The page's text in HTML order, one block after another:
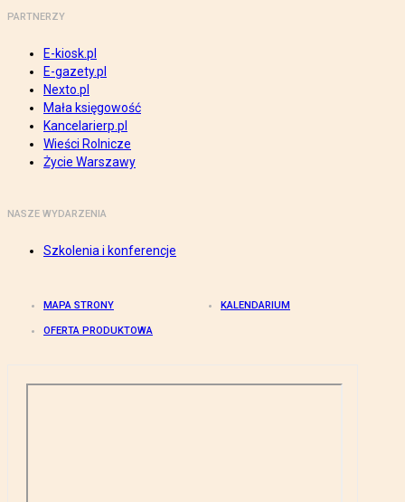
PARTNERZY
E-kiosk.pl
E-gazety.pl
Nexto.pl
Mała księgowość
Kancelarierp.pl
Wieści Rolnicze
Życie Warszawy
NASZE WYDARZENIA
Szkolenia i konferencje
MAPA STRONY KALENDARIUM
OFERTA PRODUKTOWA